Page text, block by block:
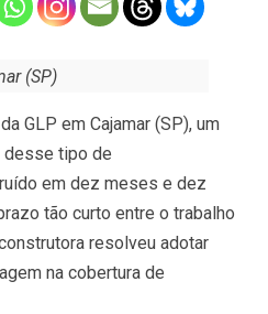
(SP)
GLP em Cajamar (SP), um
tipo de
em dez meses e dez
tão curto entre o trabalho
resolveu adotar
na cobertura de